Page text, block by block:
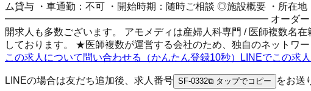
ム貸与 ・車通勤：不可 ・開始時期：随時ご相談 ◎施設概要 ・所在
━━━━━━━━━━━━━━━━━━━━━━━━━━━ オーダーメイド求人を
開求人も多数ございます。 アモメディは産婦人科専門 / 医師複数名
しております。 ★医師複数が運営する会社のため、独自のネットワ
この求人について問い合わせる（かんたん登録10秒）
LINEでこの求
LINEの場合は友だち追加後、求人番号 SF-0332⧉ タップでコピー をお送